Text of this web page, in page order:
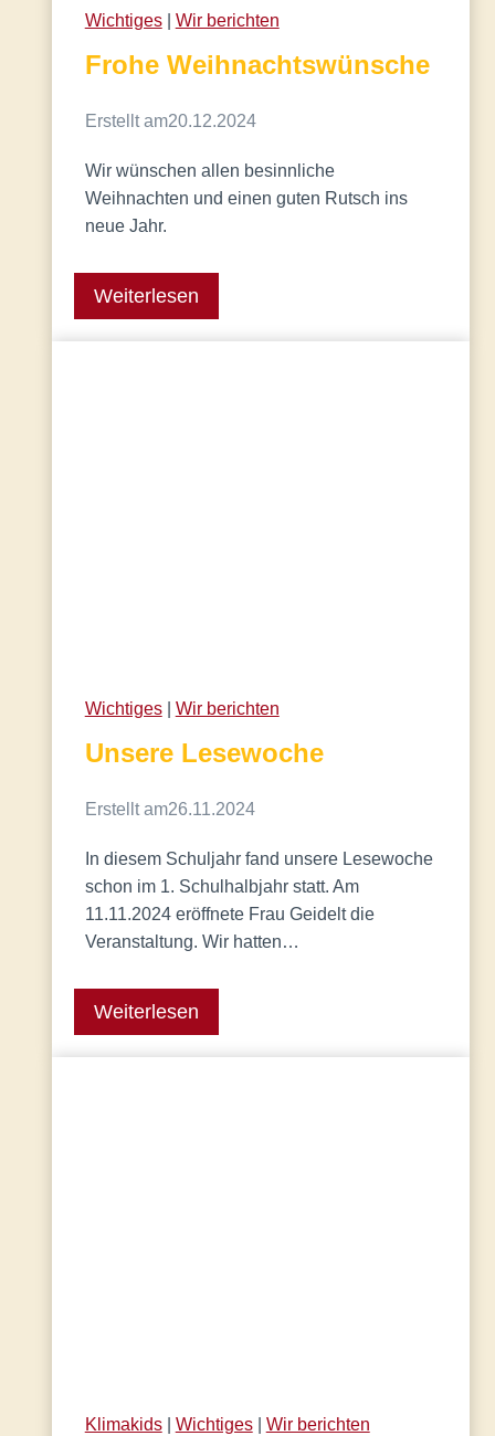
Wichtiges | Wir berichten
Frohe Weihnachtswünsche
Erstellt am20.12.2024
Wir wünschen allen besinnliche
Weihnachten und einen guten Rutsch ins
neue Jahr.
Weiterlesen
Wichtiges | Wir berichten
Unsere Lesewoche
Erstellt am26.11.2024
In diesem Schuljahr fand unsere Lesewoche
schon im 1. Schulhalbjahr statt. Am
11.11.2024 eröffnete Frau Geidelt die
Veranstaltung. Wir hatten…
Weiterlesen
Klimakids | Wichtiges | Wir berichten